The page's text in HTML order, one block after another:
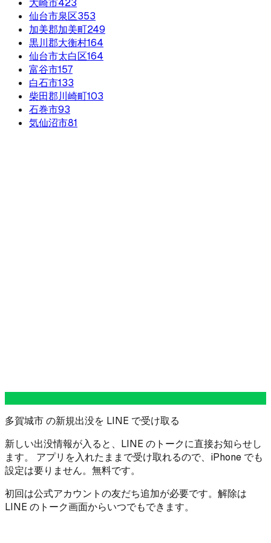
仙台市泉区353
加美郡加美町249
黒川郡大衡村164
仙台市太白区164
富谷市157
白石市133
柴田郡川崎町103
石巻市93
気仙沼市81
多賀城市 の新規出没を LINE で受け取る
新しい出没情報が入ると、LINE のトークに直接お知らせし
ます。 アプリを入れたままで受け取れるので、iPhone でも
設定は要りません。無料です。
初回は公式アカウントの友だち追加が必要です。解除は
LINE のトーク画面からいつでもできます。